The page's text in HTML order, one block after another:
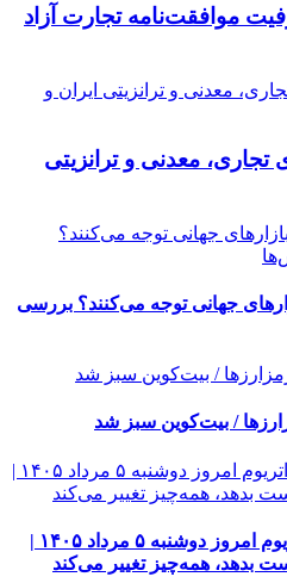
موافقت‌نامه تجارت آزاد
تجاری، معدنی و ترانزیتی
جهانی توجه می‌کنند؟ بررسی
/ بیت‌کوین سبز شد
قیمت تتر، بیت‌کوین و اتریوم امروز دوشنبه ۵ مرداد ۱۴۰۵ |
بدهد، همه‌چیز تغییر می‌کند